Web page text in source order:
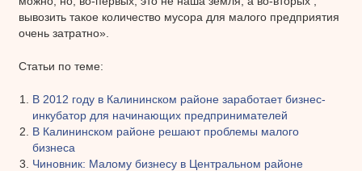
вывозить такое количество мусора для малого предприятия
очень затратно».
Статьи по теме:
В 2012 году в Калининском районе заработает бизнес-
инкубатор для начинающих предпринимателей
В Калининском районе решают проблемы малого
бизнеса
Чиновник: Малому бизнесу в Центральном районе